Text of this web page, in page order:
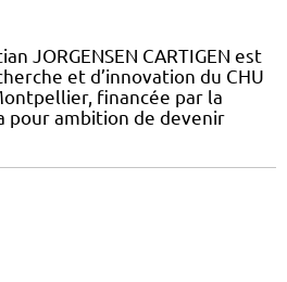
JORGENSEN CARTIGEN est
et d’innovation du CHU
financée par la
pour ambition de devenir